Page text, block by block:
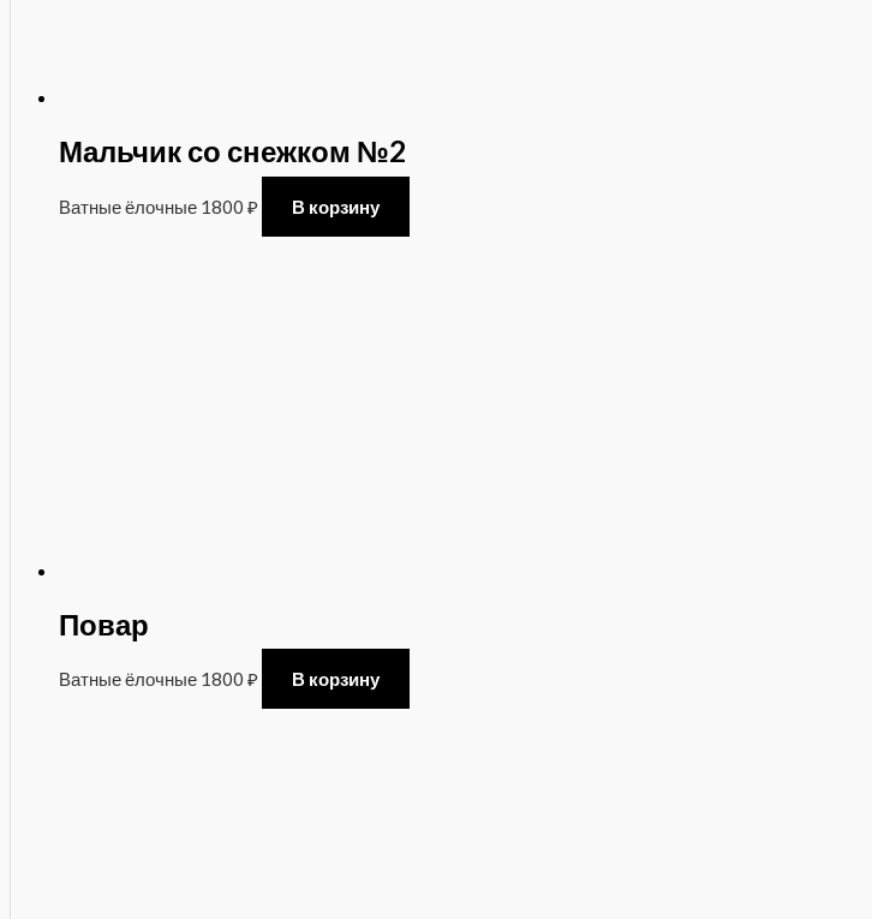
Мальчик со снежком №2
Ватные ёлочные 1800 ₽ В корзину
Повар
Ватные ёлочные 1800 ₽ В корзину